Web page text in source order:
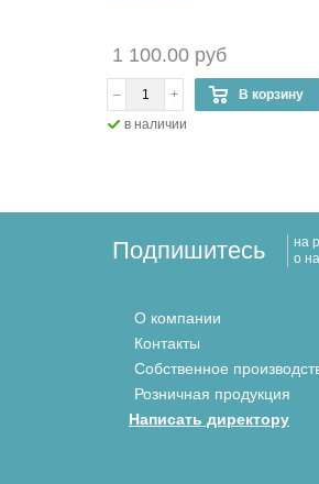
1 100.00 руб
– +
В корзину
в наличии
Подпишитесь
на
о
О компании
Контакты
Собственное
Розничная продукция
Написать директору